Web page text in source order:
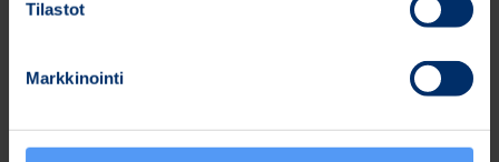
Tilastot
Markkinointi
siihen kuuluvista tuotteista:
network.